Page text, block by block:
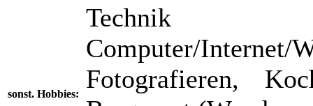
sonst. Hobbies:
Technik
Computer/Internet/
Fotografieren,